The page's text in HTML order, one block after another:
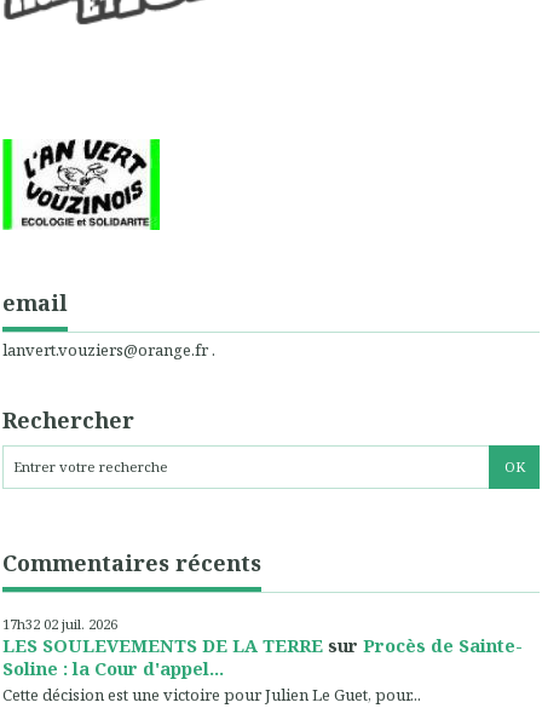
email
lanvert.vouziers@orange.fr .
Rechercher
Commentaires récents
17h32 02 juil. 2026
LES SOULEVEMENTS DE LA TERRE sur Procès de Sainte-
Soline : la Cour d'appel...
Cette décision est une victoire pour Julien Le Guet, pour...